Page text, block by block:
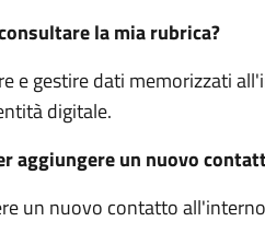
la mia rubrica?
e gestire dati memorizzati
digitale.
aggiungere un nuovo
un nuovo contatto